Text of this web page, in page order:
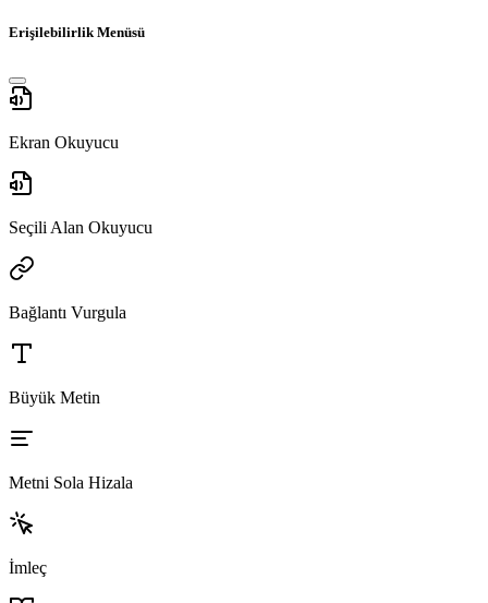
Erişilebilirlik Menüsü
Ekran Okuyucu
Seçili Alan Okuyucu
Bağlantı Vurgula
Büyük Metin
Metni Sola Hizala
İmleç